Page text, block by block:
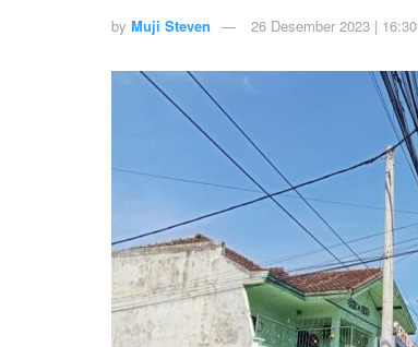
by Muji Steven 26 Desember 2023 | 16:30